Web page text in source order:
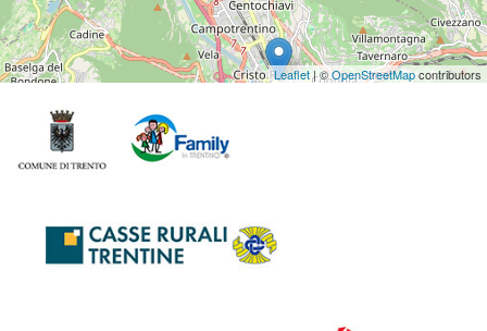
Leaflet| ©OpenStreetMapcontributors